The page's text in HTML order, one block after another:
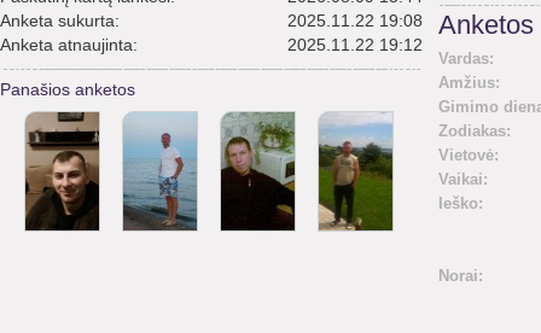
Anketa sukurta:
2025.11.22 19:08
Anketa atnaujinta:
2025.11.22 19:12
Panašios anketos
Anketos
Vardas:
Amžius:
Gimimo
Zodiakas:
Vietovė:
Vaikai:
Ieško:
Norai: